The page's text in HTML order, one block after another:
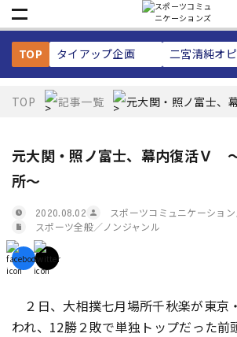
TOP タイアップ企画 二宮清純オ
TOP 記事一覧 元大関・照ノ富士、
元大関・照ノ富士、幕内復活Ｖ
所～
2020.08.02
スポーツコミュニケーショ
スポーツ全般／ノンジャンル
２日、大相撲七月場所千秋楽が東京
われ、12勝２敗で単独トップだった前